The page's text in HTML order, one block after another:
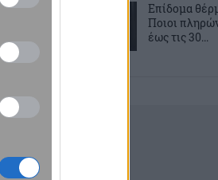
Επίδομα
Ποιοι
έως τις 30...